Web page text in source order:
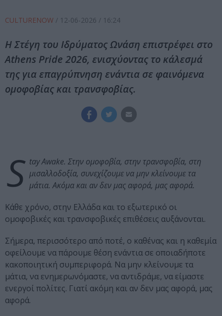
CULTURENOW / 12-06-2026 / 16:24
Η Στέγη του Ιδρύματος Ωνάση επιστρέφει στο
Athens Pride 2026, ενισχύοντας το κάλεσμά
της για επαγρύπνηση ενάντια σε φαινόμενα
ομοφοβίας και τρανσφοβίας.
S tay Awake. Στην ομοφοβία, στην τρανσφοβία, στη
μισαλλοδοξία, συνεχίζουμε να μην κλείνουμε τα
μάτια. Ακόμα και αν δεν μας αφορά, μας αφορά.
Κάθε χρόνο, στην Ελλάδα και το εξωτερικό οι
ομοφοβικές και τρανσφοβικές επιθέσεις αυξάνονται.
Σήμερα, περισσότερο από ποτέ, ο καθένας και η καθεμία
οφείλουμε να πάρουμε θέση ενάντια σε οποιαδήποτε
κακοποιητική συμπεριφορά. Να μην κλείνουμε τα
μάτια, να ενημερωνόμαστε, να αντιδράμε, να είμαστε
ενεργοί πολίτες. Γιατί ακόμη και αν δεν μας αφορά, μας
αφορά.